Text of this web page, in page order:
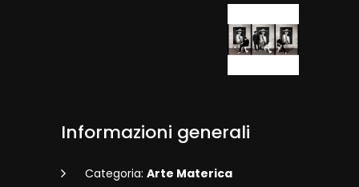
Informazioni generali
Categoria: Arte Materica